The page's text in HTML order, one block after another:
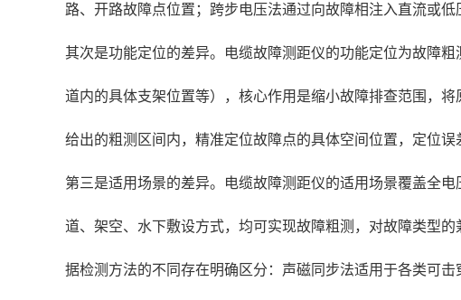
路、开路故障点位置；跨步电压法通过向故障相注入直流或
其次是功能定位的差异。电缆故障测距仪的功能定位为故障
道内的具体支架位置等），核心作用是缩小故障排查范围，
给出的粗测区间内，精准定位故障点的具体空间位置，定位
第三是适用场景的差异。电缆故障测距仪的适用场景覆盖全
道、架空、水下敷设方式，均可实现故障粗测，对故障类型
据检测方法的不同存在明确区分：声磁同步法适用于各类可